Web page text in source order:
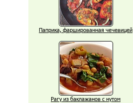
Паприка, фаршированная чечевицей
Рагу из баклажанов с нутом